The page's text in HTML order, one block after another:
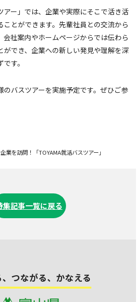
アー」では、企業や実際にそこで活き活
ことができます。先輩社員との交流から
会社案内やホームページからでは伝わら
ができ、企業への新しい発見や理解を深
す。
のバスツアーを実施予定です。ぜひご参
業を訪問！「TOYAMA就活バスツアー」
集記事一覧に戻る
つながる、かなえる